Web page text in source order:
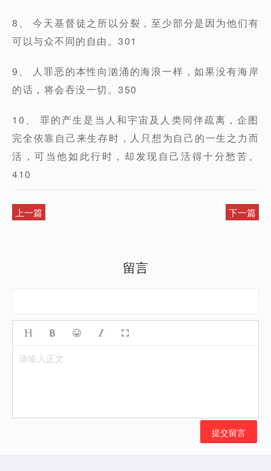
8、 今天基督徒之所以分裂，至少部分是因为他们有
可以与众不同的自由。301
9、 人罪恶的本性向汹涌的海浪一样，如果没有海岸
的话，将会吞没一切。350
10、 罪的产生是当人和宇宙及人类同伴疏离，企图
完全依靠自己来生存时，人只想为自己的一生之力而
活，可当他如此行时，却发现自己活得十分愁苦。
410
上一篇 下一篇
留言
请输入正文
提交留言